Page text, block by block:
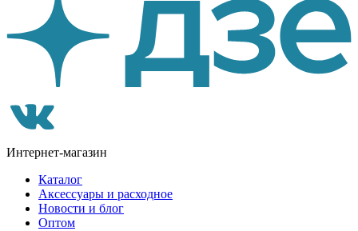
Интернет-магазин
Каталог
Аксессуары и расходное
Новости и блог
Оптом